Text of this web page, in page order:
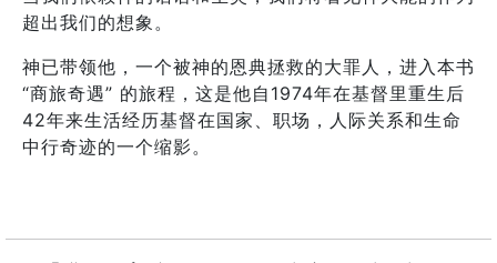
超出我们的想象。
神已带领他，一个被神的恩典拯救的大罪人，进入本书
“商旅奇遇” 的旅程，这是他自1974年在基督里重生后
42年来生活经历基督在国家、职场，人际关系和生命
中行奇迹的一个缩影。